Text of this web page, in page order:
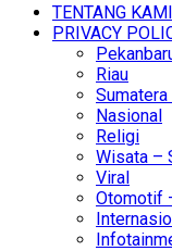
TENTANG
PRIVACY
Riau
Sumatera
Nasional
Religi
Wisata –
Viral
Otomotif